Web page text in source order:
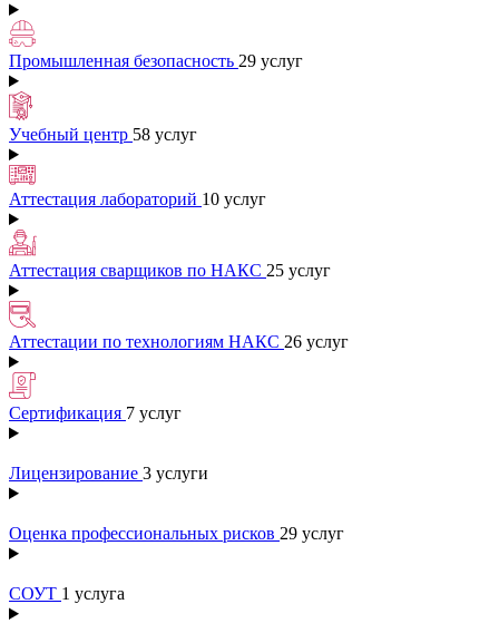
Промышленная безопасность 29 услуг
Учебный центр 58 услуг
Аттестация лабораторий 10 услуг
Аттестация сварщиков по НАКС 25 услуг
Аттестации по технологиям НАКС 26 услуг
Сертификация 7 услуг
Лицензирование 3 услуги
Оценка профессиональных рисков 29 услуг
СОУТ 1 услуга